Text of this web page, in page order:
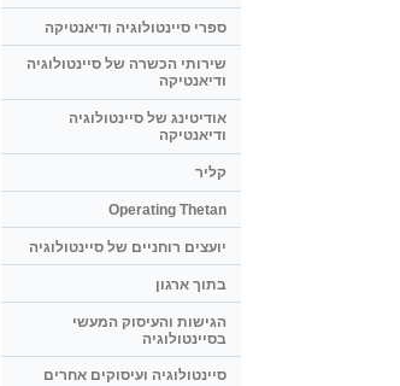
ספרי סיינטולוגיה ודיאנטיקה
שירותי הכשרה של סיינטולוגיה
ודיאנטיקה
אודיטינג של סיינטולוגיה
ודיאנטיקה
קליר
Operating Thetan
יועצים רוחניים של סיינטולוגיה
בתוך ארגון
הגישות והעיסוק המעשי
בסיינטולוגיה
סיינטולוגיה ועיסוקים אחרים